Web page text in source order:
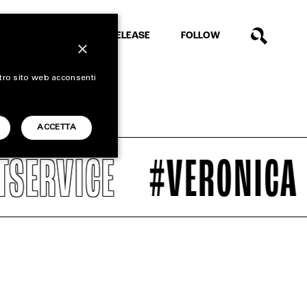
RELEASE FOLLOW
#VERONICA
×
sito web acconsenti
ACCETTA